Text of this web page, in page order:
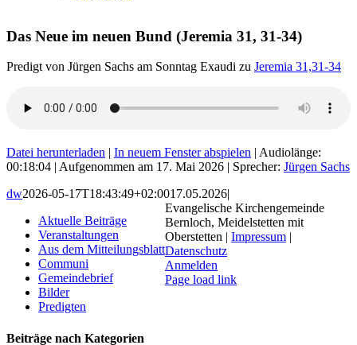
Das Neue im neuen Bund (Jeremia 31, 31-34)
Predigt von Jürgen Sachs am Sonntag Exaudi zu Jeremia 31,31-34
Datei herunterladen | In neuem Fenster abspielen | Audiolänge:
00:18:04 | Aufgenommen am 17. Mai 2026 | Sprecher: Jürgen Sachs
dw2026-05-17T18:43:49+02:0017.05.2026|
Aktuelle Beiträge
Veranstaltungen
Aus dem Mitteilungsblatt
Communi
Gemeindebrief
Bilder
Predigten
Beiträge nach Kategorien
Evangelische Kirchengemeinde
Bernloch, Meidelstetten mit
Oberstetten | Impressum |
Datenschutz
Anmelden
Page load link